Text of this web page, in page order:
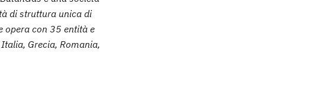
di struttura unica di
opera con 35 entità e
Grecia, Romania,